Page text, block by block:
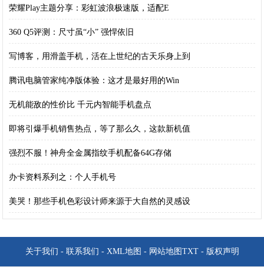
荣耀Play主题分享：彩虹波浪极速版，适配E
360 Q5评测：尺寸虽“小” 强悍依旧
写博客，用滑盖手机，活在上世纪的古天乐身上到
腾讯电脑管家纯净版体验：这才是最好用的Win
无机能敌的性价比 千元内智能手机盘点
即将引爆手机销售热点，等了那么久，这款新机值
强烈不服！神舟全金属指纹手机配备64G存储
办卡资料系列之：个人手机号
美哭！那些手机色彩设计师来源于大自然的灵感设
关于我们 - 联系我们 - XML地图 - 网站地图 TXT- 版权声明